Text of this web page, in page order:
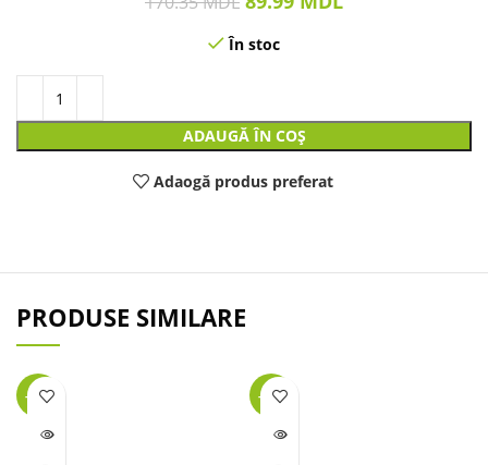
În stoc
ADAUGĂ ÎN COȘ
Adaogă produs preferat
PRODUSE SIMILARE
-40%
LIPSĂ
-63%
LIPSĂ